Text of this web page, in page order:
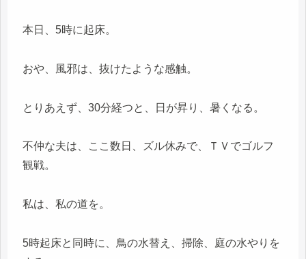
本日、5時に起床。
おや、風邪は、抜けたような感触。
とりあえず、30分経つと、日が昇り、暑くなる。
不仲な夫は、ここ数日、ズル休みで、ＴＶでゴルフ
観戦。
私は、私の道を。
5時起床と同時に、鳥の水替え、掃除、庭の水やりを